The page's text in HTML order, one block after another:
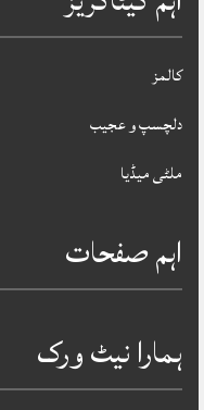
کالمز
دلچسپ و عجیب
ملٹی میڈیا
اہم صفحات
ہمارا نیٹ ورک